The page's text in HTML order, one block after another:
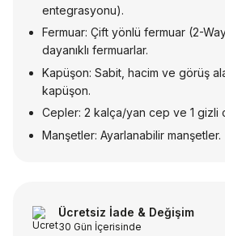
entegrasyonu).
Fermuar: Çift yönlü fermuar (2-
dayanıklı fermuarlar.
Kapüşon: Sabit, hacim ve görüş
kapüşon.
Cepler: 2 kalça/yan cep ve 1 gizli
Manşetler: Ayarlanabilir manşetler.
Ücretsiz İade & Değişim
30 Gün İçerisinde